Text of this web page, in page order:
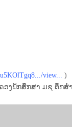
view...
)
ນັກສຶກສາ ມຊ ຕຶກສ